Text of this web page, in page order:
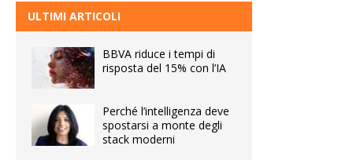
ULTIMI ARTICOLI
BBVA riduce i tempi di
risposta del 15% con l’IA
Perché l’intelligenza deve
spostarsi a monte degli
stack moderni